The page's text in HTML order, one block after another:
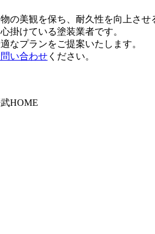
の美観を保ち、耐久性を向上さ
掛けている塗装業者です。
なプランをご提案いたします。
い合わせ ください。
HOME